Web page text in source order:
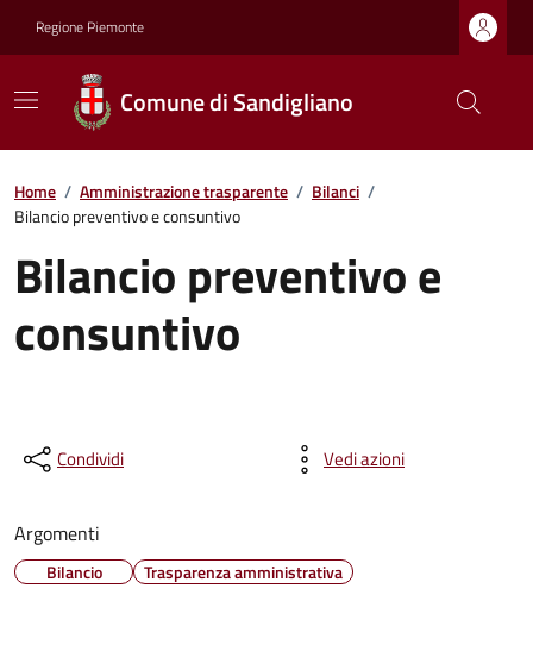
Regione Piemonte
Comune di Sandigliano
Home / Amministrazione trasparente / Bilanci /
Bilancio preventivo e consuntivo
Bilancio preventivo e
consuntivo
Condividi Vedi azioni
Argomenti
Bilancio Trasparenza amministrativa